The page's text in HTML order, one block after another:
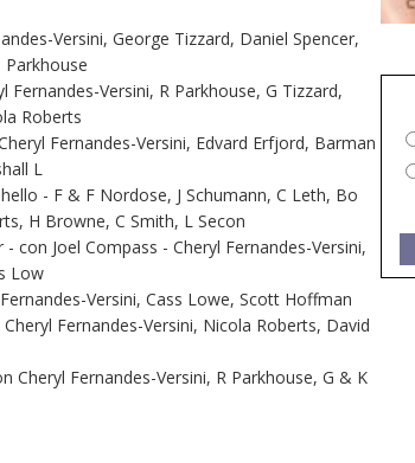
Versini, George Tizzard, Daniel Spencer,
Parkhouse
Fernandes-Versini, R Parkhouse, G Tizzard,
Roberts
Fernandes-Versini, Edvard Erfjord, Barman
L
- F & F Nordose, J Schumann, C Leth, Bo
H Browne, C Smith, L Secon
con Joel Compass - Cheryl Fernandes-Versini,
Low
Versini, Cass Lowe, Scott Hoffman
Fernandes-Versini, Nicola Roberts, David
Cheryl Fernandes-Versini, R Parkhouse, G & K